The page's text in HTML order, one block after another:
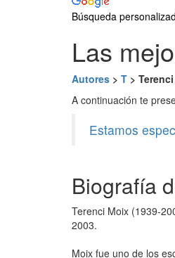
Búsqueda
Las
Autores > T >
A continuación te
Estamos
Biografía
Terenci Moix (1939-
2003.
Moix fue uno de los